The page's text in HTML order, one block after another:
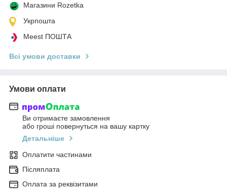
Магазини Rozetka
Укрпошта
Meest ПОШТА
Всі умови доставки
Умови оплати
Ви отримаєте замовлення
або гроші повернуться на вашу картку
Детальніше
Оплатити частинами
Післяплата
Оплата за реквізитами